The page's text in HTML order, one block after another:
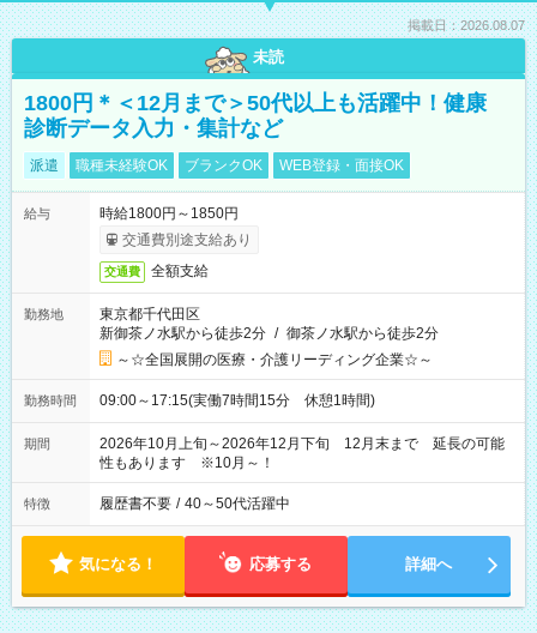
掲載日：2026.08.07
未読
1800円＊＜12月まで＞50代以上も活躍中！健康
診断データ入力・集計など
派遣 職種未経験OK ブランクOK WEB登録・面接OK
給与
時給1800円～1850円
交通費別途支給あり
交通費 全額支給
勤務地
東京都千代田区
新御茶ノ水駅から徒歩2分 / 御茶ノ水駅から徒歩2分
～☆全国展開の医療・介護リーディング企業☆～
勤務時間 09:00～17:15(実働7時間15分 休憩1時間)
期間
2026年10月上旬～2026年12月下旬 12月末まで 延長の可能
性もあります ※10月～！
特徴 履歴書不要 / 40～50代活躍中
気になる！ 応募する 詳細へ